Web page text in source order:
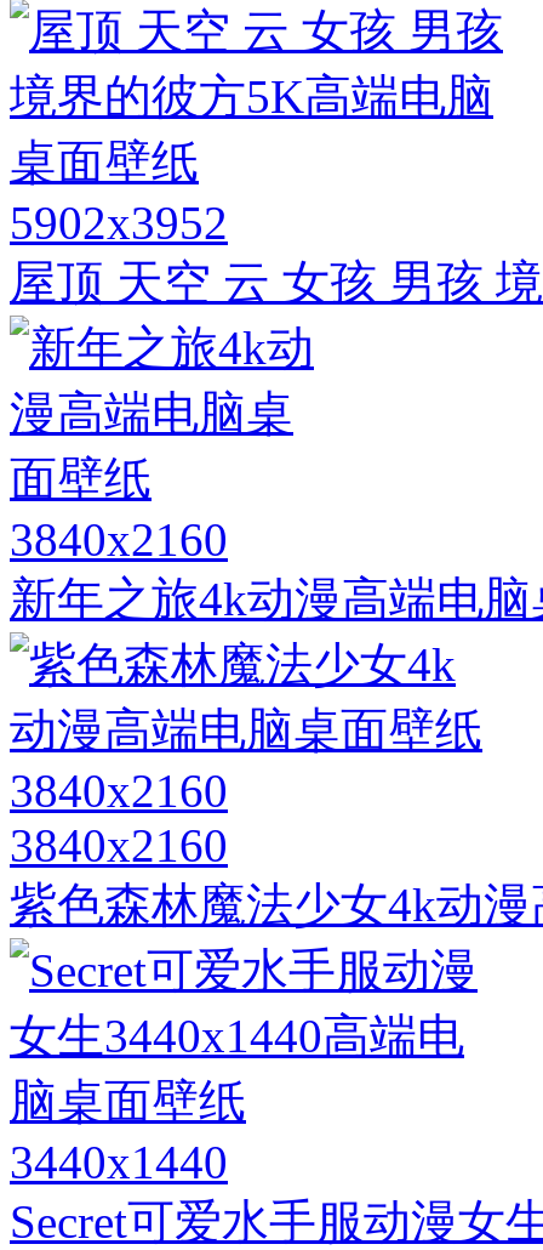
5902x3952
屋顶 天空 云 女孩 男孩
3840x2160
新年之旅4k动漫高端电
3840x2160
紫色森林魔法少女4k动
3440x1440
Secret可爱水手服动漫女